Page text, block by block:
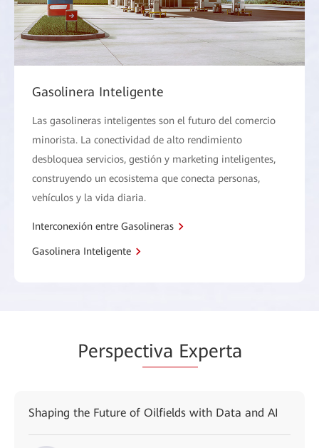
Gasolinera Inteligente
Las gasolineras inteligentes son el futuro del comercio
minorista. La conectividad de alto rendimiento
desbloquea servicios, gestión y marketing inteligentes,
construyendo un ecosistema que conecta personas,
vehículos y la vida diaria.
Interconexión entre Gasolineras
Gasolinera Inteligente
Perspectiva Experta
Shaping the Future of Oilfields with Data and AI